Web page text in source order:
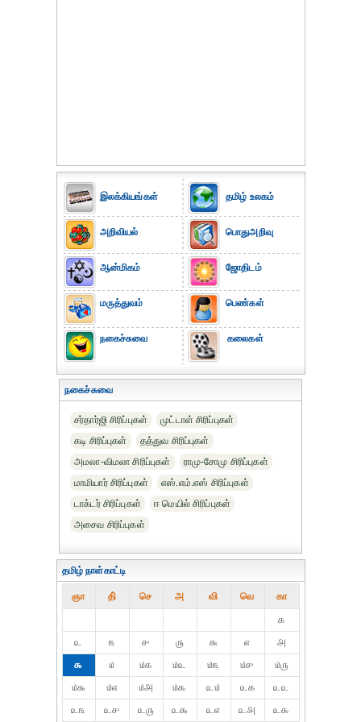
இலக்கியங்கள்
அறிவியல்
ஆன்மிகம்
மருத்துவம்
நகைச்சுவை
தமிழ் உலகம்
பொதுஅறிவு
ஜோதிடம்
பெண்கள்
கலைகள்
நகைச்சுவை
சர்தார்ஜி சிரிப்புகள்
முட்டாள் சிரிப்புகள்
கடி சிரிப்புகள்
தத்துவ சிரிப்புகள்
அமலா-விமலா சிரிப்புகள்
ராமு-சோமு சிரிப்புகள்
மாமியார் சிரிப்புகள்
எஸ்.எம்.எஸ் சிரிப்புகள்
டாக்டர் சிரிப்புகள்
ஈ மெயில் சிரிப்புகள்
அசைவ சிரிப்புகள்
தமிழ் நாள்காட்டி
ஞா தி் செ அ வி வெ கா
௧
௨
௩ ௪ ௫ ௬ ௭
௮
௯
௰ ௰௧ ௰௨ ௰௩ ௰௪
௰௫
௰௬
௰௭ ௰௮ ௰௯ ௨௰ ௨௧
௨௨
௨௩
௨௪ ௨௫ ௨௬ ௨௭ ௨௮
௨௯